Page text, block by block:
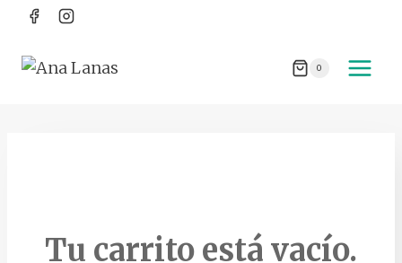
Saltar
contenido
0
Tu carrito está vacío.